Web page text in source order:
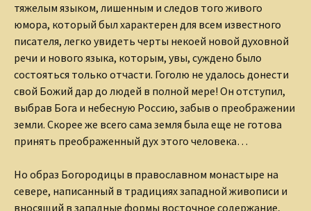
тяжелым языком, лишенным и следов того живого
юмора, который был характерен для всем известного
писателя, легко увидеть черты некоей новой духовной
речи и нового языка, которым, увы, суждено было
состояться только отчасти. Гоголю не удалось донести
свой Божий дар до людей в полной мере! Он отступил,
выбрав Бога и небесную Россию, забыв о преображении
земли. Скорее же всего сама земля была еще не готова
принять преображенный дух этого человека…
Но образ Богородицы в православном монастыре на
севере, написанный в традициях западной живописи и
вносящий в западные формы восточное содержание,